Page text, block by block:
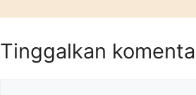
Tinggalkan